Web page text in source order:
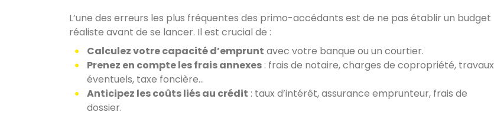
L’une des erreurs les plus fréquentes des primo-accédants est de ne pas établir un budget
réaliste avant de se lancer. Il est crucial de :
Calculez votre capacité d’emprunt avec votre banque ou un courtier.
Prenez en compte les frais annexes : frais de notaire, charges de copropriété, travaux
éventuels, taxe foncière…
Anticipez les coûts liés au crédit : taux d’intérêt, assurance emprunteur, frais de
dossier.